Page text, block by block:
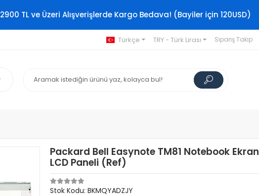
2900 TL ve Üzeri Alışverişlerde Kargo Bedava! (Bayiler için 120USD)
Türkçe TRY - Türk Lirası Sipariş Takip
Packard Bell Easynote TM81 Notebook Ekran
LCD Paneli (Ref)
Stok Kodu: BKMQYADZJY